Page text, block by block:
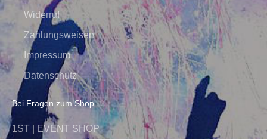
Widerruf
Zahlungsweisen
Impressum
Datenschutz
Bei Fragen zum Shop
1ST | EVENT SHOP